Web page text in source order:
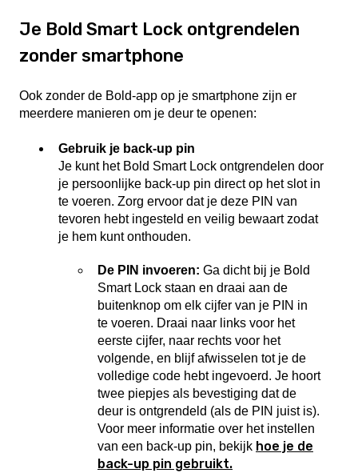
Je Bold Smart Lock ontgrendelen
zonder smartphone
Ook zonder de Bold-app op je smartphone zijn er
meerdere manieren om je deur te openen:
Gebruik je back-up pin
Je kunt het Bold Smart Lock ontgrendelen door
je persoonlijke back-up pin direct op het slot in
te voeren. Zorg ervoor dat je deze PIN van
tevoren hebt ingesteld en veilig bewaart zodat
je hem kunt onthouden.
De PIN invoeren: Ga dicht bij je Bold
Smart Lock staan en draai aan de
buitenknop om elk cijfer van je PIN in
te voeren. Draai naar links voor het
eerste cijfer, naar rechts voor het
volgende, en blijf afwisselen tot je de
volledige code hebt ingevoerd. Je hoort
twee piepjes als bevestiging dat de
deur is ontgrendeld (als de PIN juist is).
Voor meer informatie over het instellen
van een back-up pin, bekijk hoe je de
back-up pin gebruikt.